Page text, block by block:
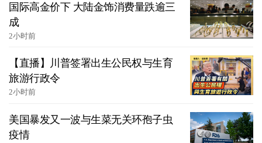
国际高金价下 大陆金饰消费量跌逾三
成
2小时前
【直播】川普签署出生公民权与生育
旅游行政令
2小时前
美国暴发又一波与生菜无关环孢子虫
疫情